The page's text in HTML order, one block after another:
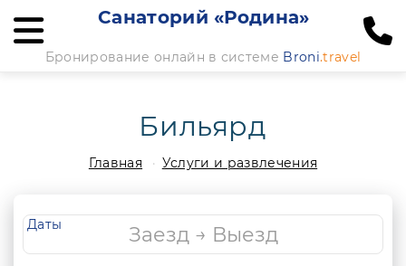
Санаторий «Родина»
Бронирование онлайн в системе Broni.travel
Бильярд
Главная Услуги и развлечения
Даты